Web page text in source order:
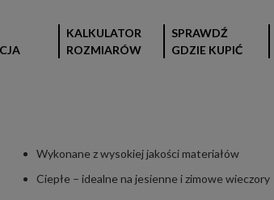
KALKULATOR
ROZMIARÓW
SPRAWDŹ
GDZIE KUPIĆ
Wykonane z wysokiej jakości materiałów
Ciepłe – idealne na jesienne i zimowe wieczory